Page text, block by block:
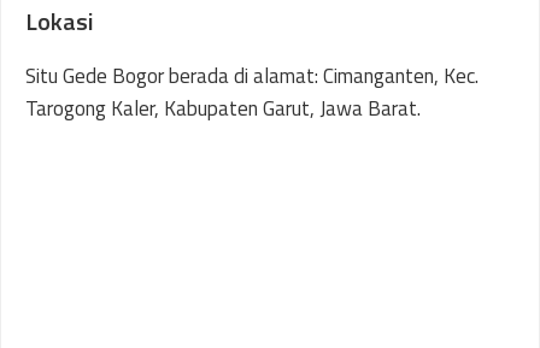
Lokasi
Situ Gede Bogor berada di alamat: Cimanganten, Kec.
Tarogong Kaler, Kabupaten Garut, Jawa Barat.